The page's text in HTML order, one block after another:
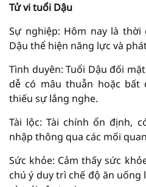
Tử vi tuổi Dậu
Sự nghiệp: Hôm nay là
Dậu thể hiện năng lực và
Tình duyên: Tuổi Dậu đối
dễ có mâu thuẫn hoặc bất
thiếu sự lắng nghe.
Tài lộc: Tài chính ổn định,
nhập thông qua các mối
Sức khỏe: Cảm thấy sức
chú ý duy trì chế độ ăn